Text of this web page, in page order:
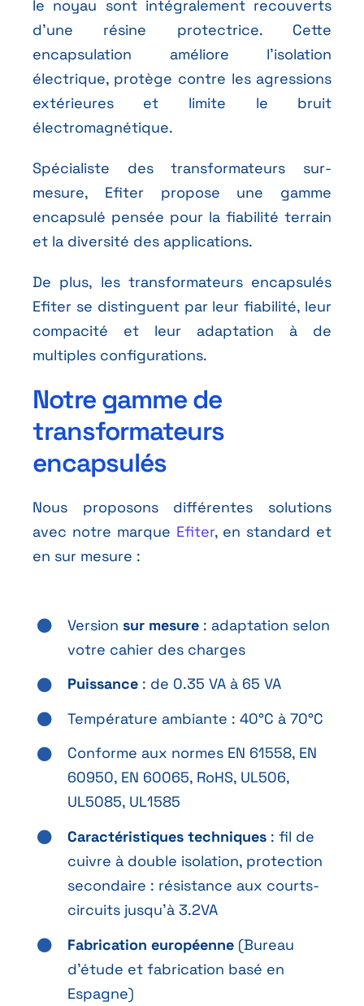
le noyau sont intégralement recouverts
d’une résine protectrice. Cette
encapsulation améliore l’isolation
électrique, protège contre les agressions
extérieures et limite le bruit
électromagnétique.
Spécialiste des transformateurs sur-
mesure, Efiter propose une gamme
encapsulé pensée pour la fiabilité terrain
et la diversité des applications.
De plus, les transformateurs encapsulés
Efiter se distinguent par leur fiabilité, leur
compacité et leur adaptation à de
multiples configurations.
Notre gamme de
transformateurs
encapsulés
Nous proposons différentes solutions
avec notre marque Efiter, en standard et
en sur mesure :
Versionsur mesure : adaptation selon
votre cahier des charges
Puissance : de 0.35 VA à 65 VA
Température ambiante : 40°C à 70°C
Conforme aux normes EN 61558, EN
60950, EN 60065, RoHS, UL506,
UL5085, UL1585
Caractéristiques techniques : fil de
cuivre à double isolation, protection
secondaire : résistance aux courts-
circuits jusqu’à 3.2VA
Fabrication européenne (Bureau
d’étude et fabrication basé en
Espagne)